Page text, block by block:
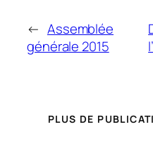
← Assemblée
générale 2015
PLUS DE